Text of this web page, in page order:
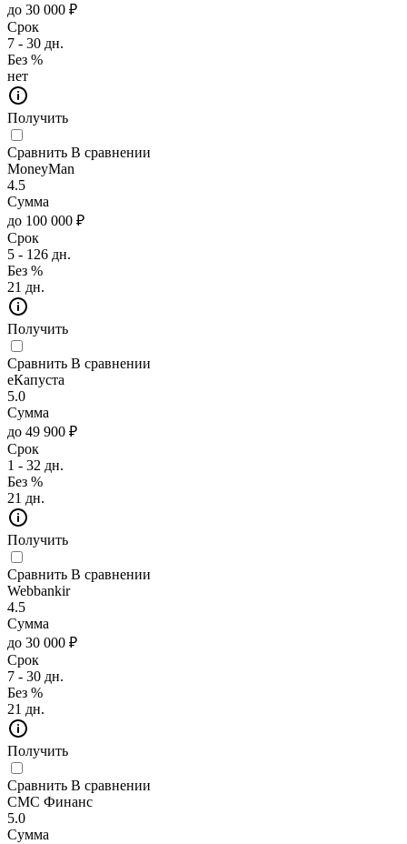
до 30 000 ₽
Срок
7 - 30 дн.
Без %
нет
Получить
Сравнить В сравнении
MoneyMan
4.5
Сумма
до 100 000 ₽
Срок
5 - 126 дн.
Без %
21 дн.
Получить
Сравнить В сравнении
еКапуста
5.0
Сумма
до 49 900 ₽
Срок
1 - 32 дн.
Без %
21 дн.
Получить
Сравнить В сравнении
Webbankir
4.5
Сумма
до 30 000 ₽
Срок
7 - 30 дн.
Без %
21 дн.
Получить
Сравнить В сравнении
СМС Финанс
5.0
Сумма